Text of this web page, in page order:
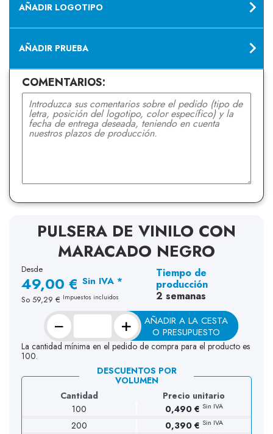
AÑADIR LOGOTIPO
AÑADIR PRUEBA
COMENTARIOS:
PULSERA DE VINILO CON
MARACADO NEGRO
Desde
49,00 € Sin IVA *
So 59,29 € Impuestos incluidos
Tiempo de
producción
2 semanas
− +
AÑADIR A LA CESTA
O PRESUPUESTO
La cantidad mínima en el pedido de compra para el producto es
100.
DESCUENTOS POR
VOLUMEN
Cantidad
Precio unitario
100
0,490 € Sin IVA
200 0,390 € Sin IVA